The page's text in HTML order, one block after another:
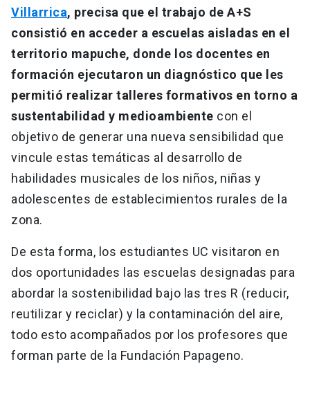
Villarrica, precisa que el trabajo de A+S
consistió en acceder a escuelas aisladas en el
territorio mapuche, donde los docentes en
formación ejecutaron un diagnóstico que les
permitió realizar talleres formativos en torno a
sustentabilidad y medioambiente con el
objetivo de generar una nueva sensibilidad que
vincule estas temáticas al desarrollo de
habilidades musicales de los niños, niñas y
adolescentes de establecimientos rurales de la
zona.
De esta forma, los estudiantes UC visitaron en
dos oportunidades las escuelas designadas para
abordar la sostenibilidad bajo las tres R (reducir,
reutilizar y reciclar) y la contaminación del aire,
todo esto acompañados por los profesores que
forman parte de la Fundación Papageno.